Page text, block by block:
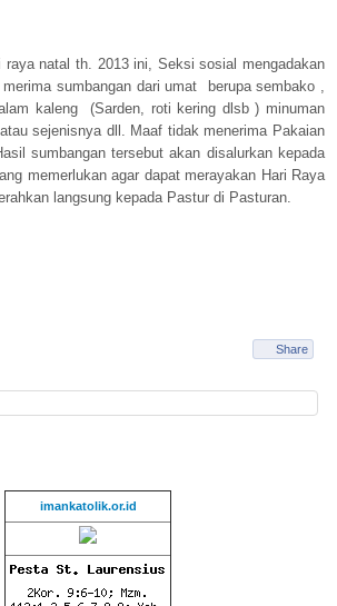
raya natal th. 2013 ini, Seksi sosial mengadakan
sumbangan dari umat berupa sembako ,
kaleng (Sarden, roti kering dlsb ) minuman
sejenisnya dll. Maaf tidak menerima Pakaian
sumbangan tersebut akan disalurkan kepada
memerlukan agar dapat merayakan Hari Raya
langsung kepada Pastur di Pasturan.
Share
imankatolik.or.id